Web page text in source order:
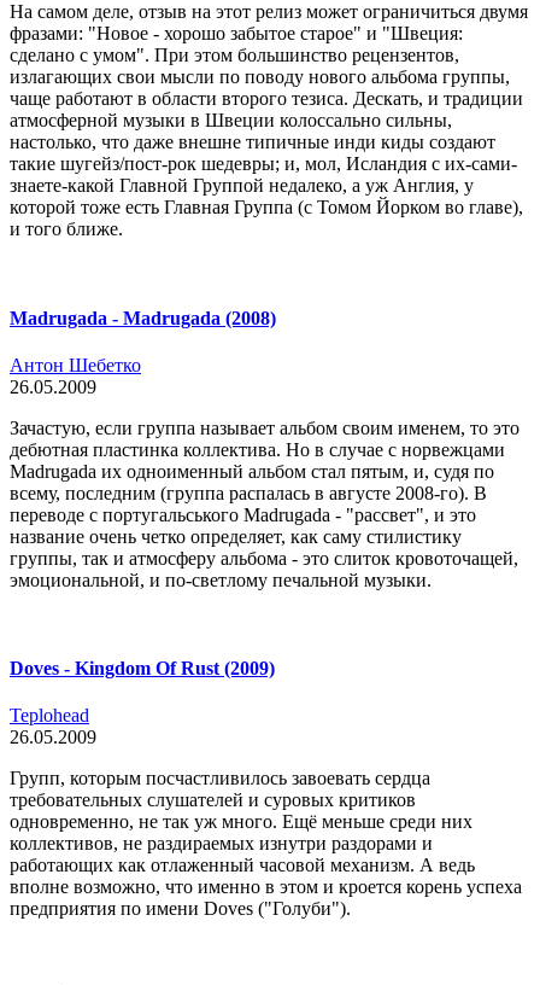
На самом деле, отзыв на этот релиз может ограничиться двумя
фразами: "Новое - хорошо забытое старое" и "Швеция:
сделано с умом". При этом большинство рецензентов,
излагающих свои мысли по поводу нового альбома группы,
чаще работают в области второго тезиса. Дескать, и традиции
атмосферной музыки в Швеции колоссально сильны,
настолько, что даже внешне типичные инди киды создают
такие шугейз/пост-рок шедевры; и, мол, Исландия с их-сами-
знаете-какой Главной Группой недалеко, а уж Англия, у
которой тоже есть Главная Группа (с Томом Йорком во главе),
и того ближе.
Madrugada - Madrugada (2008)
Антон Шебетко
26.05.2009
Зачастую, если группа называет альбом своим именем, то это
дебютная пластинка коллектива. Но в случае с норвежцами
Madrugada их одноименный альбом стал пятым, и, судя по
всему, последним (группа распалась в августе 2008-го). В
переводе с португальського Madrugada - "рассвет", и это
название очень четко определяет, как саму стилистику
группы, так и атмосферу альбома - это слиток кровоточащей,
эмоциональной, и по-светлому печальной музыки.
Doves - Kingdom Of Rust (2009)
Teplohead
26.05.2009
Групп, которым посчастливилось завоевать сердца
требовательных слушателей и суровых критиков
одновременно, не так уж много. Ещё меньше среди них
коллективов, не раздираемых изнутри раздорами и
работающих как отлаженный часовой механизм. А ведь
вполне возможно, что именно в этом и кроется корень успеха
предприятия по имени Doves ("Голуби").